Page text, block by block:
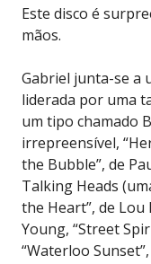
Este disco é
mãos.
Gabriel junta-se a
liderada por uma
um tipo chamado
irrepreensível,
the Bubble”, de
Talking Heads
the Heart”, de Lou
Young, “Street
“Waterloo